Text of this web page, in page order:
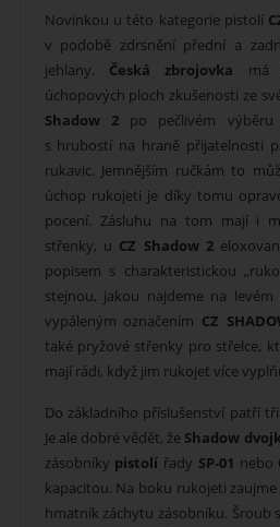
Novinkou u této kategorie pistolí
v podobě zdrsnění přední a
jehlany. Česká zbrojovka má
úchopových ploch zkušenosti ze
Shadow 2po pečlivém výběru
s hrubostí na hraně přijatelnosti
rukavic. Jemnějším ručkám to
úchop rukojeti je díky tomu
pocení. Zásluhu na tom mají i
střenky, u CZ Shadow 2
popisem s charakteristickou
stejnou, jakou najdeme na
vypáleným označením CZ
také pryžové střenky pro střelce,
mají rádi, když jim rukojeť více
Do základního příslušenství patří
Je ale dobré vědět, že Shadow
zásobníky pistolí řady SP-01 nebo
kapacitou. Na boku rukojeti
hmatník záchytu zásobníku. Šroub